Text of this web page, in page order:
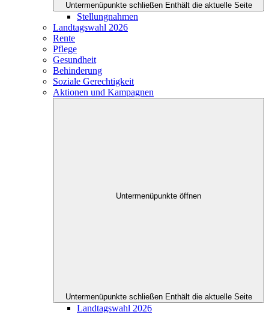
Untermenüpunkte schließen Enthält die aktuelle Seite
Stellungnahmen
Landtagswahl 2026
Rente
Pflege
Gesundheit
Behinderung
Soziale Gerechtigkeit
Aktionen und Kampagnen
Untermenüpunkte öffnen
Untermenüpunkte schließen Enthält die aktuelle Seite
Landtagswahl 2026